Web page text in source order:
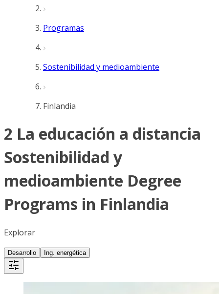
Programas
Sostenibilidad y medioambiente
Finlandia
2 La educación a distancia
Sostenibilidad y
medioambiente Degree
Programs in Finlandia
Explorar
Desarrollo Ing. energética